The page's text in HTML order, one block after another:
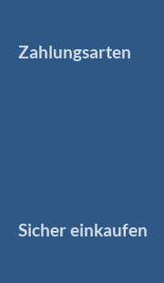
Zahlungsarten
Sicher einkaufen